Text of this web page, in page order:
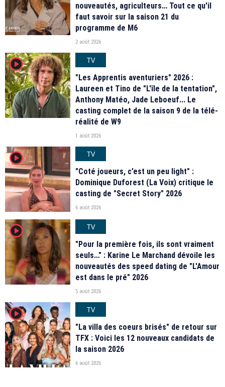
nouveautés, agriculteurs… Tout ce qu'il
faut savoir sur la saison 21 du
programme de M6
2 août 2026
player2
TV
"Les Apprentis aventuriers" 2026 :
Laureen et Tino de "L'île de la tentation",
Anthony Matéo, Jade Leboeuf... Le
casting complet de la saison 9 de la télé-
réalité de W9
1 août 2026
player2
TV
"Coté joueurs, c’est un peu light" :
Dominique Duforest (La Voix) critique le
casting de "Secret Story" 2026
6 août 2026
player2
TV
"Pour la première fois, ils sont vraiment
seuls…" : Karine Le Marchand dévoile les
nouveautés des speed dating de "L'Amour
est dans le pré" 2026
5 août 2026
player2
TV
"La villa des coeurs brisés" de retour sur
TFX : Voici les 12 nouveaux candidats de
la saison 2026
6 août 2026